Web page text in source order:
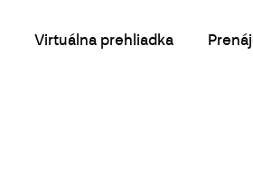
Virtuálna prehliadka